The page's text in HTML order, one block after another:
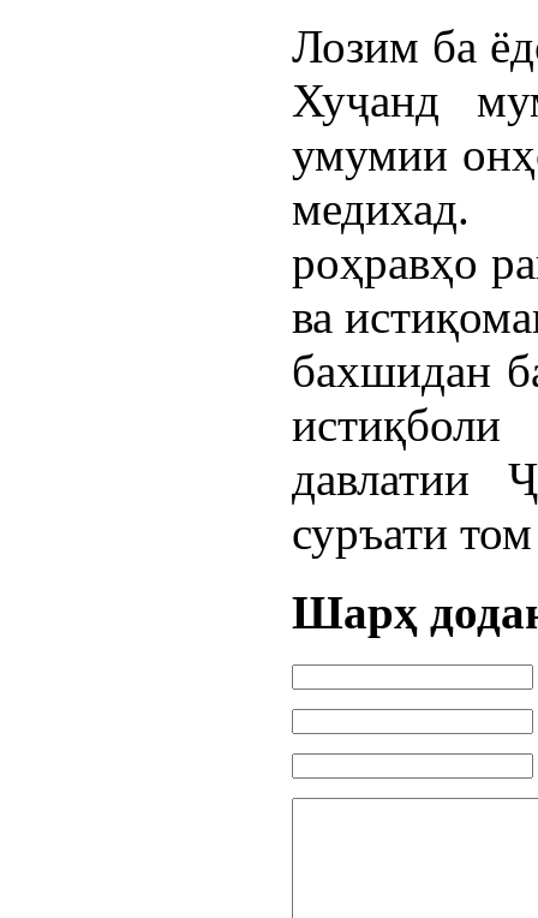
Лозим ба
Хуҷанд
умумии
роҳравҳо
ва
бахшидан
давлатии
суръати
Шарҳ